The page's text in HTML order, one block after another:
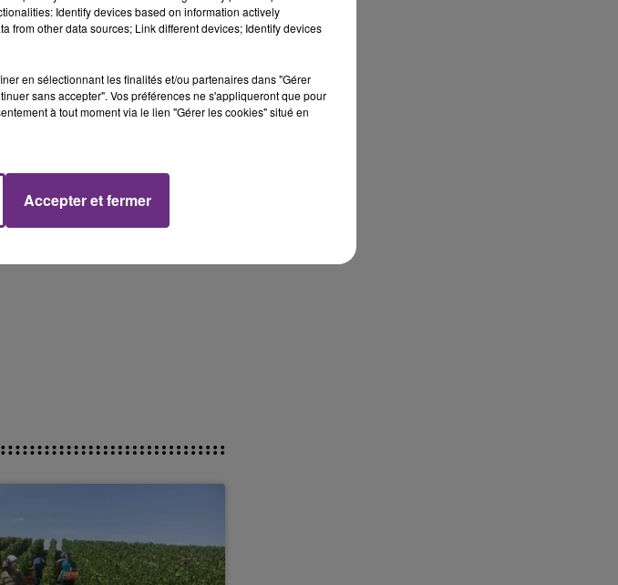
Identify devices based on information actively
from other data sources; Link different devices; Identify devices
en sélectionnant les finalités et/ou partenaires dans "Gérer
sans accepter". Vos préférences ne s'appliqueront que pour
à tout moment via le lien "Gérer les cookies" situé en
Accepter et fermer